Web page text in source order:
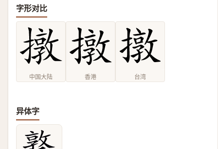
字形对比
中国大陆 香港 台湾
异体字